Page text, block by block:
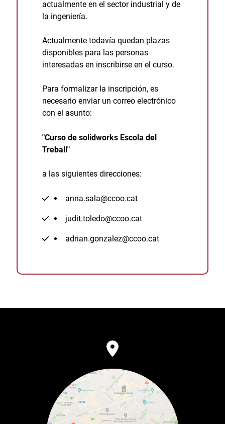
actualmente en el sector industrial y de
la ingeniería.
Actualmente todavía quedan plazas
disponibles para las personas
interesadas en inscribirse en el curso.
Para formalizar la inscripción, es
necesario enviar un correo electrónico
con el asunto:
"Curso de solidworks Escola del
Treball"
a las siguientes direcciones:
anna.sala@ccoo.cat
judit.toledo@ccoo.cat
adrian.gonzalez@ccoo.cat